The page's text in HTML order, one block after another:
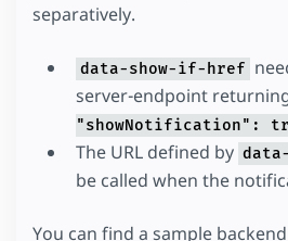
separatively.
data-show-if-href
server-endpoint
"showNotification":
The URL defined by
be called when the
You can find a sample